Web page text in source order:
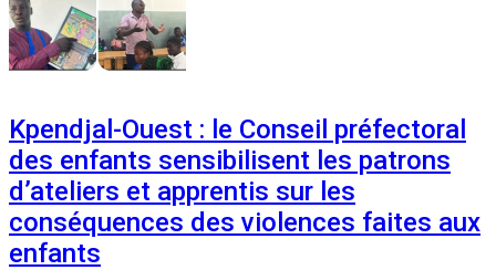
Kpendjal-Ouest : le Conseil préfectoral
des enfants sensibilisent les patrons
d’ateliers et apprentis sur les
conséquences des violences faites aux
enfants